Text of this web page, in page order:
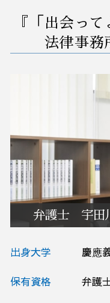
企業 破産
破産 債務
借金 債務整理
債権回収 会社
欠勤 解雇
商標 訴訟
早期経営改善計
中小企業 業務改
業務改善 プロジ
早期 経営 改善
事業承継 弁護
事業承継 弁護
リーガルチェッ
予防法務 弁護
リーガルチェ
訴訟 紛争 弁護
M&A 弁護士相
訴訟 紛争 弁護
破産 弁護士相談
M&A 弁護士相
『「出会っ
法律事務
弁護士 宇田
出身大学 慶應
保有資格 弁護